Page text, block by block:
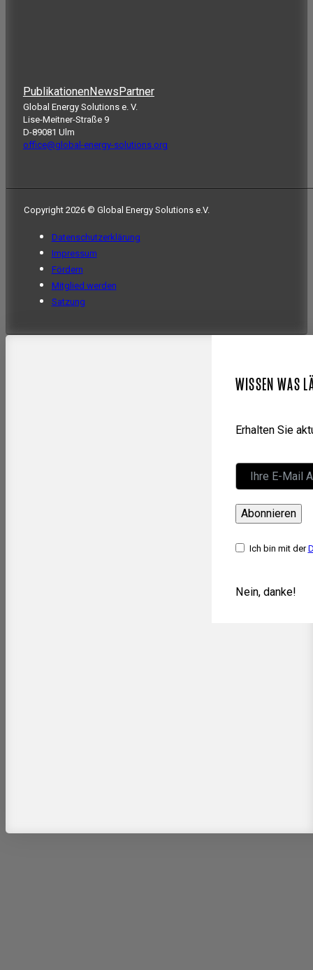
PublikationenNewsPartner
Global Energy Solutions e. V.
Lise-Meitner-Straße 9
D-89081 Ulm
office@global-energy-solutions.org
Copyright 2026 © Global Energy Solutions e.V.
Datenschutzerklärung
Impressum
Fördern
Mitglied werden
Satzung
WISSEN WAS
Erhalten Sie
Abonnieren
Ich bin mit der
Nein, danke!